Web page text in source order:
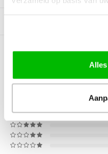
0
BEOORDELINGEN
0Reviews